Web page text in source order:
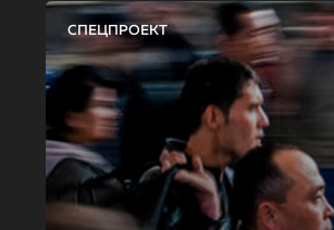
СПЕЦПРОЕКТ